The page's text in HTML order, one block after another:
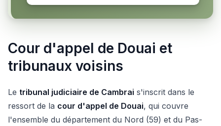
Cour d'appel de Douai et
tribunaux voisins
Le tribunal judiciaire de Cambrai s'inscrit dans le
ressort de la cour d'appel de Douai, qui couvre
l'ensemble du département du Nord (59) et du Pas-